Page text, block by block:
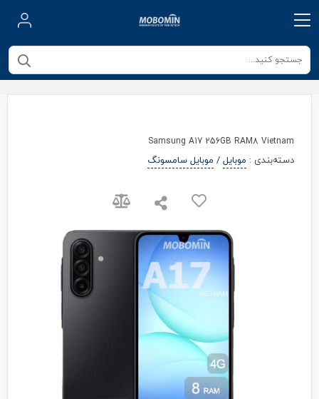
Samsung A17 256GB RAM8 Vietnam
دسته‌بندی : موبایل/ موبایل سامسونگ